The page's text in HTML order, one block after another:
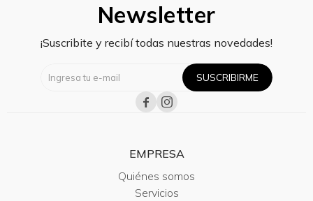
Newsletter
¡Suscribite y recibí todas nuestras novedades!
SUSCRIBIRME
 
EMPRESA
Quiénes somos
Servicios